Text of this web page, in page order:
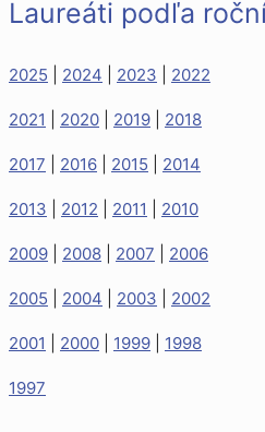
Laureáti podľa
2025 2024 2023 2022
2021 2020 2019 2018
2017 2016 2015 2014
2013 2012 2011 2010
2009 2008 2007 2006
2005 2004 2003 2002
2001 2000 1999 1998
1997